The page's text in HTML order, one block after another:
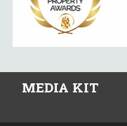
MEDIA KIT